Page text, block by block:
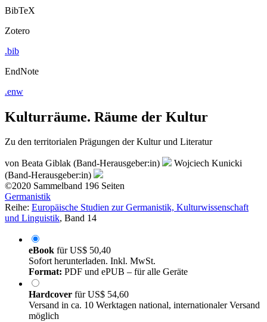
BibTeX
Zotero
.bib
EndNote
.enw
Kulturräume. Räume der Kultur
Zu den territorialen Prägungen der Kultur und Literatur
von Beata Giblak (Band-Herausgeber:in)
Wojciech Kunicki
(Band-Herausgeber:in)
©2020 Sammelband 196 Seiten
Germanistik
Reihe: Europäische Studien zur Germanistik, Kulturwissenschaft
und Linguistik, Band 14
eBook fürUS$ 50,40
Sofort herunterladen. Inkl. MwSt.
Format: PDF und ePUB – für alle Geräte
Hardcover fürUS$ 54,60
Versand in ca. 10 Werktagen national, internationaler Versand
möglich